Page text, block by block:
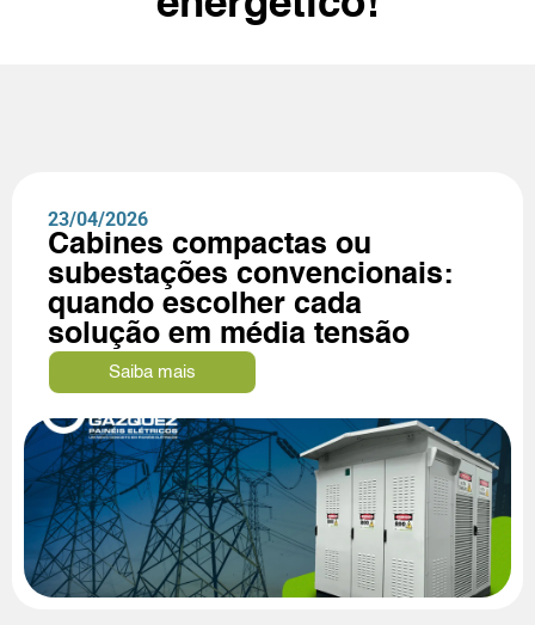
23/04/2026
Cabines compactas ou
subestações convencionais:
quando escolher cada
solução em média tensão
Saiba mais